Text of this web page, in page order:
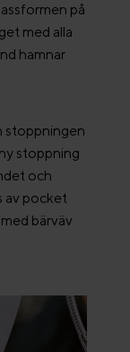
på
med alla
hamnar
stoppningen
stoppning
och
av pocket
bärväv